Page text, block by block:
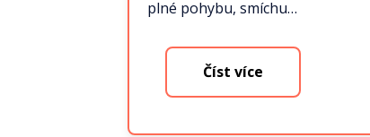
plné pohybu, smíchu…
Číst více